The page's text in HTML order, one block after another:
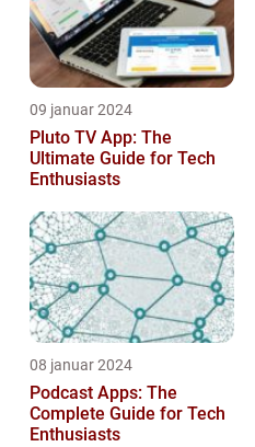
09 januar 2024
Pluto TV App: The
Ultimate Guide for Tech
Enthusiasts
08 januar 2024
Podcast Apps: The
Complete Guide for Tech
Enthusiasts